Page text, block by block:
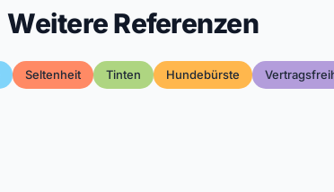
Weitere Referenzen
Seltenheit Tinten Hundebürste